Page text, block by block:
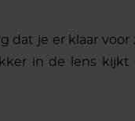
dat je er klaar
in de lens kijkt